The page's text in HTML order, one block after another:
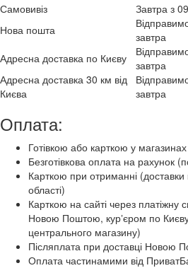
Самовивіз Завтра з
Нова пошта
завтра
Адресна доставка по Києву
завтра
Адресна доставка 30 км від
Києва
завтра
Оплата:
Готівкою або карткою у
Безготівкова оплата на рахунок
Карткою при отриманні (доставки
області)
Карткою на сайті через платіжну
Новою Поштою, курʼєром по
центрального магазину)
Післяплата при доставці Новою
Оплата частинамими від